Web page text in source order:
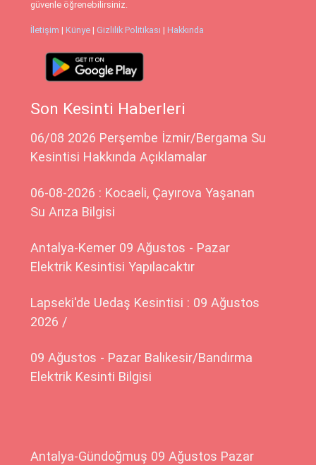
güvenle öğrenebilirsiniz.
İletişim | Künye | Gizlilik Politikası | Hakkında
Son Kesinti Haberleri
06/08 2026 Perşembe İzmir/Bergama Su
Kesintisi Hakkında Açıklamalar
06-08-2026 : Kocaeli, Çayırova Yaşanan
Su Arıza Bilgisi
Antalya-Kemer 09 Ağustos - Pazar
Elektrik Kesintisi Yapılacaktır
Lapseki'de Uedaş Kesintisi : 09 Ağustos
2026 /
09 Ağustos - Pazar Balıkesir/Bandırma
Elektrik Kesinti Bilgisi
Antalya-Gündoğmuş 09 Ağustos Pazar